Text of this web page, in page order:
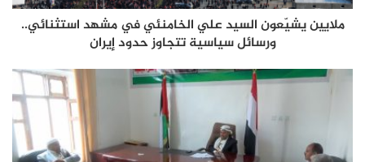
ملايين يشيّعون السيد علي الخامنئي في مشهد استثنائي..
ورسائل سياسية تتجاوز حدود إيران